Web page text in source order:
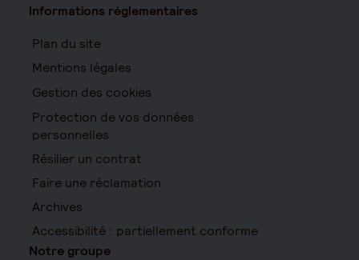
Informations réglementaires
Plan du site
Mentions légales
Gestion des cookies
Protection de vos données
personnelles
Résilier un contrat
Faire une réclamation
Archives
Accessibilité : partiellement conforme
Notre groupe